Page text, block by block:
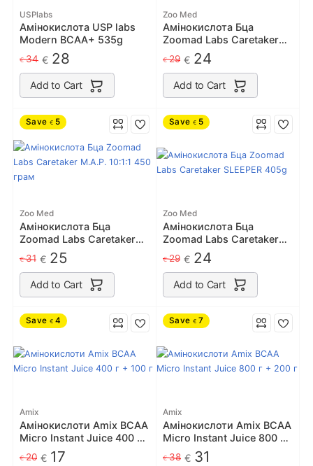
USPlabs
Амінокислота USP labs
Modern BCAA+ 535g
€34 € 28
Add to Cart
Zoo Med
Амінокислота Бца
Zoomad Labs Caretaker
BCAA 480g
€29 € 24
Add to Cart
Save € 5
Zoo Med
Амінокислота Бца
Zoomad Labs Caretaker
M.A.P. 10:1:1 450 грам
€31 € 25
Add to Cart
Save € 5
Zoo Med
Амінокислота Бца
Zoomad Labs Caretaker
SLEEPER 405g
€29 € 24
Add to Cart
Save € 4
Amix
Амінокислоти Amix BCAA
Micro Instant Juice 400 г
+ 100 г
€20 € 17
Save € 7
Amix
Амінокислоти Amix BCAA
Micro Instant Juice 800 г
+ 200 г
€38 € 31